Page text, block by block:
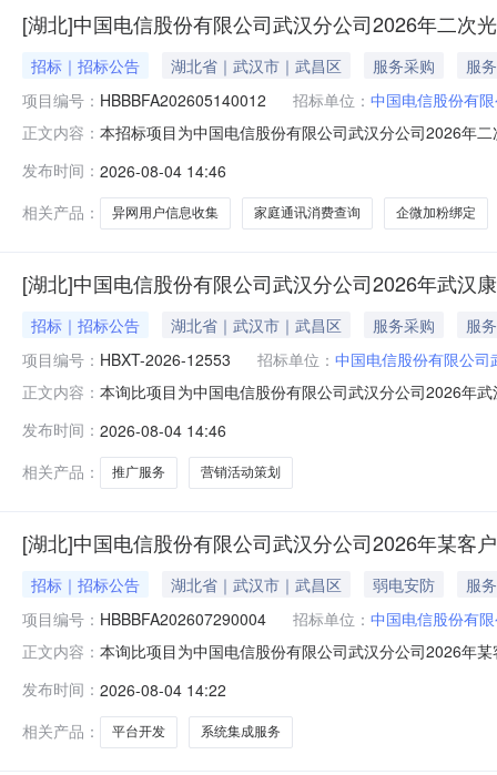
[湖北]中国电信股份有限公司武汉分公司2026年二次
招标｜招标公告 湖北省｜武汉市｜武昌区 服务采购
服务
项目编号： HBBBFA202605140012 招标单位： 中国电信股份有
正文内容： 本招标项目为中国电信股份有限公司武汉分公司2026年
标人）参加投标。1.项目概况与招标内容1.1项目概况中
模1.
发布时间： 2026-08-04 14:46
相关产品：
异网用户信息收集 家庭通讯消费查询 企微加粉绑定
[湖北]中国电信股份有限公司武汉分公司2026年武汉
招标｜招标公告 湖北省｜武汉市｜武昌区 服务采购
服务
项目编号： HBXT-2026-12553 招标单位： 中国电信股份有限公司
正文内容： 本询比项目为中国电信股份有限公司武汉分公司2026年
（以下简称供应商）参加询比响应。1.项目概况与采购
及推广服务项目，预算
发布时间： 2026-08-04 14:46
相关产品：
推广服务 营销活动策划
[湖北]中国电信股份有限公司武汉分公司2026年某客
招标｜招标公告 湖北省｜武汉市｜武昌区 弱电安防
服务
项目编号： HBBBFA202607290004 招标单位： 中国电信股份有
正文内容： 本询比项目为中国电信股份有限公司武汉分公司2026年
应。1.项目概况与采购内容1.1项目概况：本项目为中国
分情况：1.2
发布时间： 2026-08-04 14:22
相关产品：
平台开发 系统集成服务